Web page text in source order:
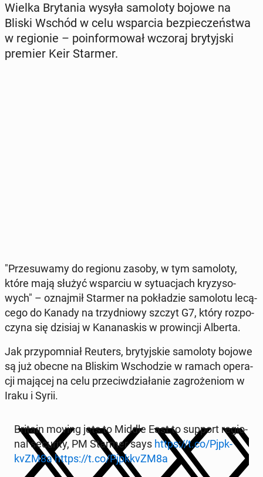
Wielka Bry­ta­nia wysyła sa­mo­lo­ty bojowe na
Bliski Wschód w celu wspar­cia bez­pie­czeń­stwa
w re­gio­nie – po­in­for­mo­wał wczoraj bry­tyj­ski
premier Keir Starmer.
"Prze­su­wa­my do regionu zasoby, w tym sa­mo­lo­ty,
które mają służyć wspar­ciu w sy­tu­acjach kry­zy­so­
wych" – oznaj­mił Starmer na po­kła­dzie sa­mo­lo­tu le­cą­
ce­go do Kanady na trzy­dnio­wy szczyt G7, który roz­po­
czy­na się dzisiaj w Ka­na­na­skis w pro­win­cji Alberta.
Jak przy­po­mniał Reuters, bry­tyj­skie sa­mo­lo­ty bojowe
są już obecne na Bliskim Wscho­dzie w ramach ope­ra­
cji mającej na celu prze­ciw­dzia­ła­nie za­gro­że­niom w
Iraku i Syrii.
Britain moving jets to Middle East to support re­gio­
nal se­cu­ri­ty, PM Starmer says https://t.co/Pjpk­
kvZM8ahttps://t.co/Pjpk­kvZM8a